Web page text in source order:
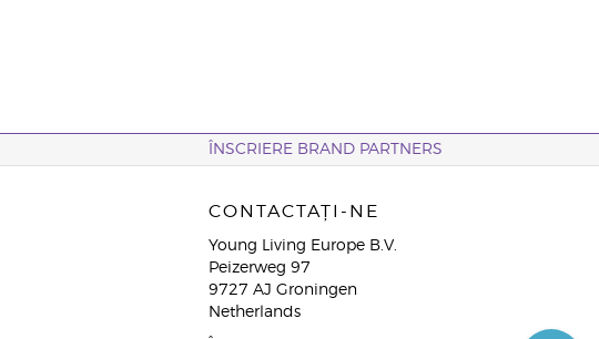
ÎNSCRIERE BRAND PARTNERS
CONTACTAȚI-NE
Young Living Europe B.V.
Peizerweg 97
9727 AJ Groningen
Netherlands